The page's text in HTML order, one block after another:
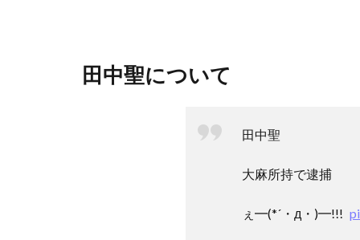
田中聖について
田中聖
大麻所持で逮捕
ぇ━(*´・д・)━!!!